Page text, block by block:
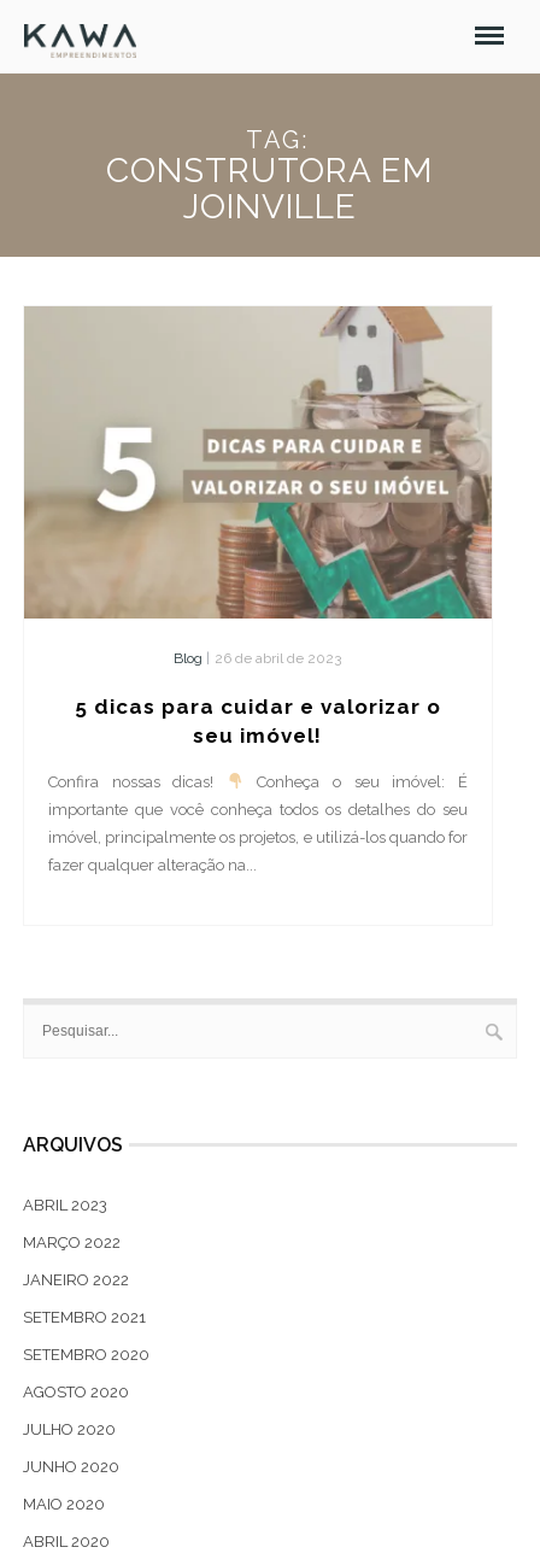
TAG:
CONSTRUTORA EM
JOINVILLE
Blog | 26 de abril de 2023
5 dicas para cuidar e valorizar o
seu imóvel!
Confira nossas dicas!
Conheça o seu imóvel: É
importante que você conheça todos os detalhes do seu
imóvel, principalmente os projetos, e utilizá-los quando for
fazer qualquer alteração na...
ARQUIVOS
ABRIL 2023
MARÇO 2022
JANEIRO 2022
SETEMBRO 2021
SETEMBRO 2020
AGOSTO 2020
JULHO 2020
JUNHO 2020
MAIO 2020
ABRIL 2020